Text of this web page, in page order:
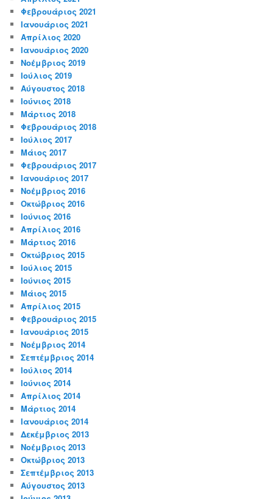
Φεβρουάριος 2021
Ιανουάριος 2021
Απρίλιος 2020
Ιανουάριος 2020
Νοέμβριος 2019
Ιούλιος 2019
Αύγουστος 2018
Ιούνιος 2018
Μάρτιος 2018
Φεβρουάριος 2018
Ιούλιος 2017
Μάιος 2017
Φεβρουάριος 2017
Ιανουάριος 2017
Νοέμβριος 2016
Οκτώβριος 2016
Ιούνιος 2016
Απρίλιος 2016
Μάρτιος 2016
Οκτώβριος 2015
Ιούλιος 2015
Ιούνιος 2015
Μάιος 2015
Απρίλιος 2015
Φεβρουάριος 2015
Ιανουάριος 2015
Νοέμβριος 2014
Σεπτέμβριος 2014
Ιούλιος 2014
Ιούνιος 2014
Απρίλιος 2014
Μάρτιος 2014
Ιανουάριος 2014
Δεκέμβριος 2013
Νοέμβριος 2013
Οκτώβριος 2013
Σεπτέμβριος 2013
Αύγουστος 2013